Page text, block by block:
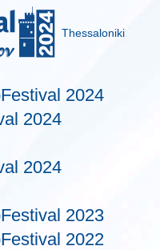
Thessaloniki
2024
2024
2024
2023
2022